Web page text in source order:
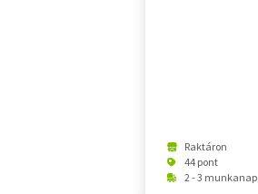
Raktáron
44 pont
2 - 3 munkanap